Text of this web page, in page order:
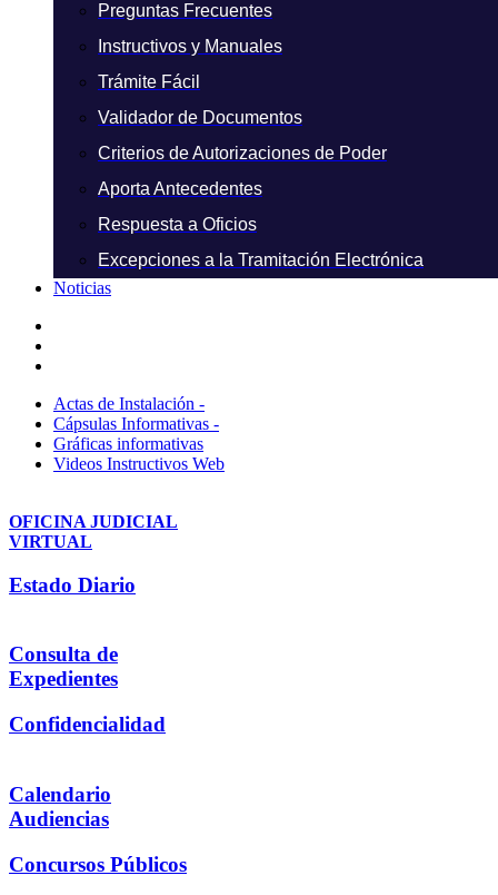
Preguntas Frecuentes
Instructivos y Manuales
Trámite Fácil
Validador de Documentos
Criterios de Autorizaciones de Poder
Aporta Antecedentes
Respuesta a Oficios
Excepciones a la Tramitación Electrónica
Noticias
Actas de Instalación -
Cápsulas Informativas -
Gráficas informativas
Videos Instructivos Web
OFICINA JUDICIAL
VIRTUAL
Estado Diario
Consulta de
Expedientes
Confidencialidad
Calendario
Audiencias
Concursos Públicos